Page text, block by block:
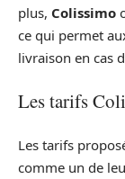
plus, Colissimo
ce qui permet
livraison en cas
Les tarifs
Les tarifs
comme un de